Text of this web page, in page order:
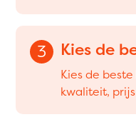
3 Kies de
Kies de
kwaliteit,